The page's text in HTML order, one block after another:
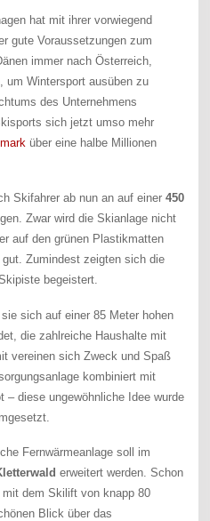
hat mit ihrer vorwiegend
gute Voraussetzungen zum
immer nach Österreich,
um Wintersport ausüben zu
des Unternehmens
sich jetzt umso mehr
über eine halbe Millionen
Skifahrer ab nun an auf einer450
Zwar wird die Skianlage nicht
auf den grünen Plastikmatten
Zumindest zeigten sich die
begeistert.
sich auf einer 85 Meter hohen
die zahlreiche Haushalte mit
vereinen sich Zweck und Spaß
kombiniert mit
– diese ungewöhnliche Idee wurde
Fernwärmeanlage soll im
erweitert werden. Schon
dem Skilift von knapp 80
Blick über das